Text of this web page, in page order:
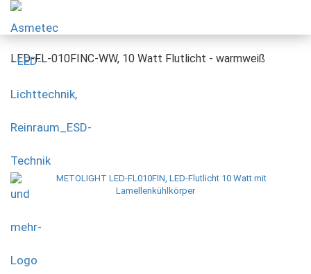
LED-FL-010FINC-WW, 10 Watt Flutlicht - warmweiß